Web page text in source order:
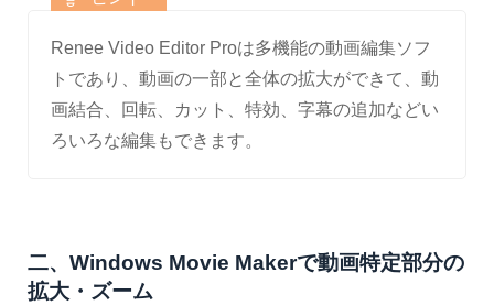
Renee Video Editor Proは多機能の動画編集ソフ
トであり、動画の一部と全体の拡大ができて、動
画結合、回転、カット、特効、字幕の追加などい
ろいろな編集もできます。
二、Windows Movie Makerで動画特定部分の
拡大・ズーム